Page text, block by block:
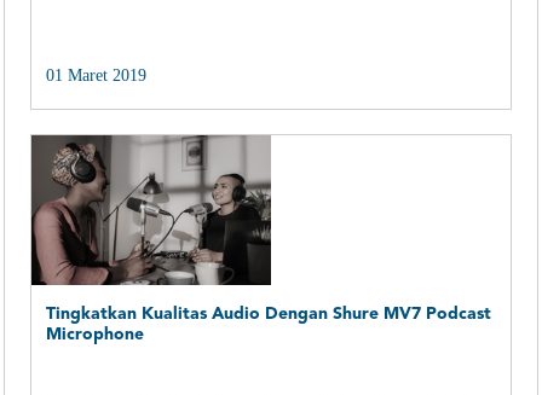
01 Maret 2019
Tingkatkan Kualitas Audio Dengan Shure MV7 Podcast
Microphone